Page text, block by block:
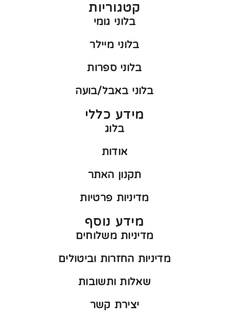
קטגוריות
בלוני גומי
בלוני מיילר
בלוני ספרות
בלוני באבל/בועה
מידע כללי
בלוג
אודות
תקנון האתר
מדיניות פרטיות
מידע נוסף
מדיניות משלוחים
מדיניות החזרות וביטולים
שאלות ותשובות
יצירת קשר